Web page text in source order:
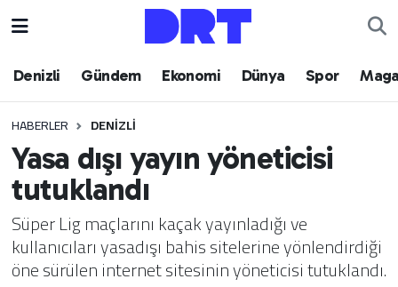
Denizli Gündem Ekonomi Dünya Spor
HABERLER DENIZLI
Yasa dışı yayın yöneticisi
tutuklandı
Süper Lig maçlarını kaçak yayınladığı ve
kullanıcıları yasadışı bahis sitelerine yönlendirdiği
öne sürülen internet sitesinin yöneticisi tutuklandı.
Denizli
Ekonomi
Dünya
Spor
Hava Durumu
Trafik Durumu
Puan Durumu ve Fikstür
Tüm Manşetler
Son Dakika Haberleri